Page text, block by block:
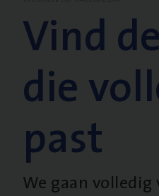
Vind
die
past
We gaan